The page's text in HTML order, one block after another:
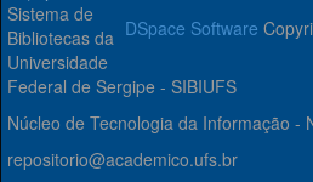
DSpace Software
Sistema de
Bibliotecas da
Universidade
Federal de Sergipe - SIBIUFS
Núcleo de Tecnologia da Informação -
repositorio@academico.ufs.br